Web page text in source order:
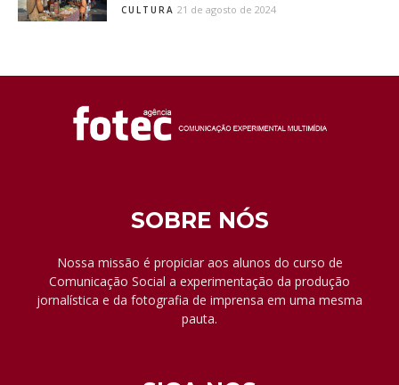
CULTURA 21 de agosto de 2024
SOBRE NÓS
Nossa missão é propiciar aos alunos do curso de
Comunicação Social a experimentação da produção
jornalística e da fotografia de imprensa em uma mesma
pauta.